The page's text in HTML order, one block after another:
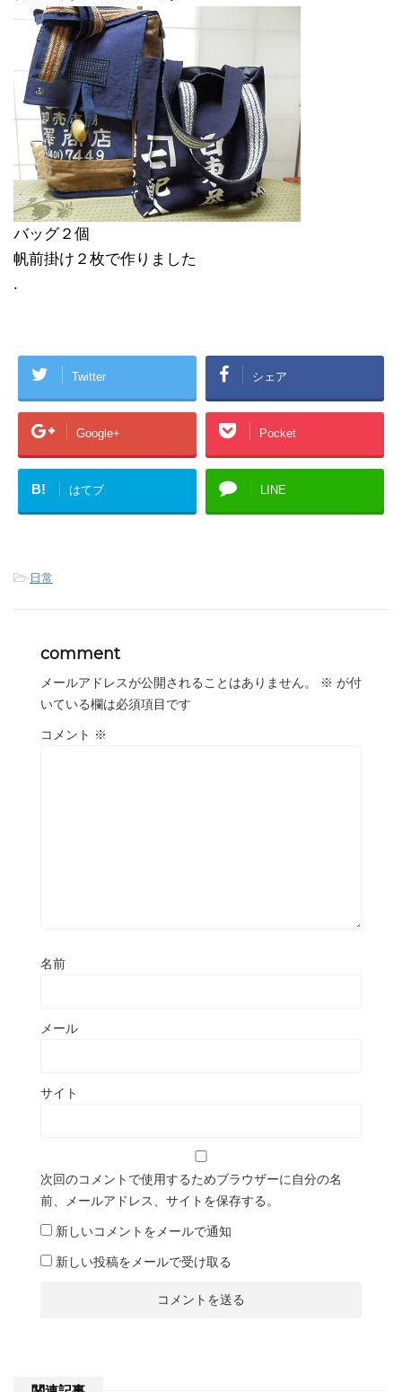
バッグ２個
帆前掛け２枚で作りました
.
Twitter シェア
Google+ Pocket
B! はてブ LINE
-日常
comment
メールアドレスが公開されることはありません。 ※ が付
いている欄は必須項目です
コメント ※
名前
メール
サイト
次回のコメントで使用するためブラウザーに自分の名
前、メールアドレス、サイトを保存する。
新しいコメントをメールで通知
新しい投稿をメールで受け取る